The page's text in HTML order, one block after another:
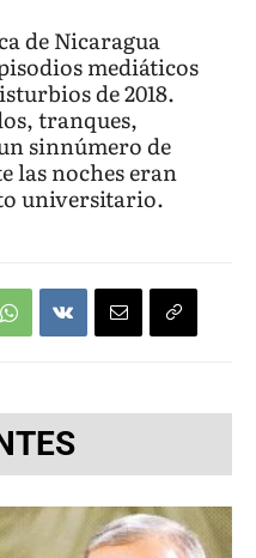
de Nicaragua
mediáticos
de 2018.
tranques,
sinnúmero de
las noches eran
universitario.